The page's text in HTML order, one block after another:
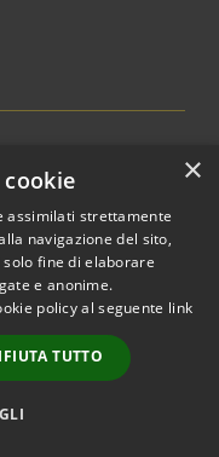
×
assimilati strettamente
navigazione del sito,
fine di elaborare
e anonime.
policy al seguente link
TUTTO